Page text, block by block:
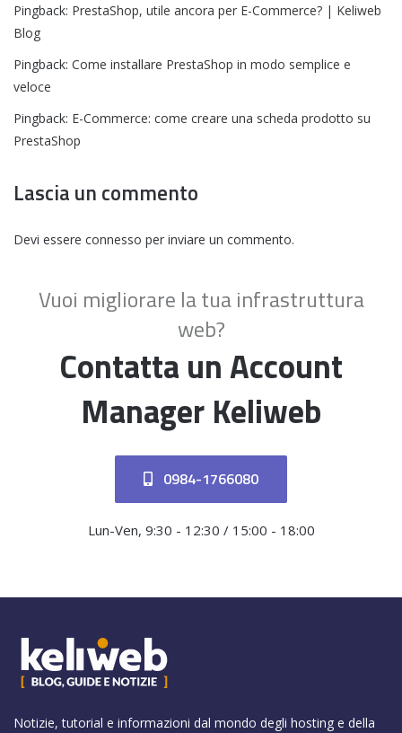
Pingback: PrestaShop, utile ancora per E-Commerce? | Keliweb
Blog
Pingback: Come installare PrestaShop in modo semplice e
veloce
Pingback: E-Commerce: come creare una scheda prodotto su
PrestaShop
Lascia un commento
Devi essere connesso per inviare un commento.
Vuoi migliorare la tua infrastruttura
web?
Contatta un Account
Manager Keliweb
0984-1766080
Lun-Ven, 9:30 - 12:30 / 15:00 - 18:00
Notizie, tutorial e informazioni dal mondo degli hosting e della